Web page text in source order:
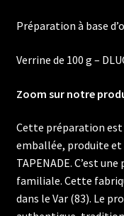
Préparation à base
Verrine de 100 g –
Zoom sur notre
Cette préparation est
emballée, produite et
TAPENADE. C’est
familiale. Cette
dans le Var (83). Le